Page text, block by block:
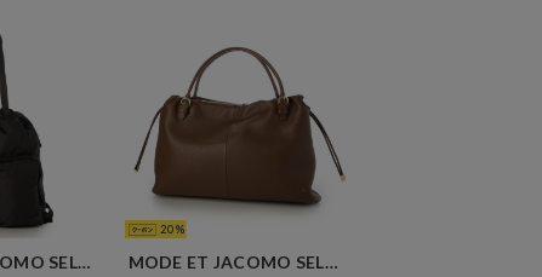
MODE ET JACOMO SELECT
20
MODE ET JACOMO SELECT